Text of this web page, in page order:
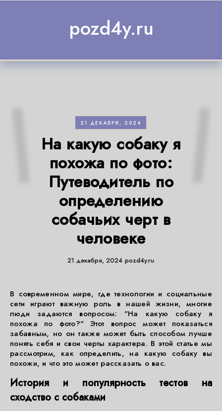
pozd4y.ru
21 ДЕКАБРЯ, 2024
На какую собаку я
похожа по фото:
Путеводитель по
определению
собачьих черт в
человеке
21 декабря, 2024 pozd4y.ru
В современном мире, где технологии и социальные
сети играют важную роль в нашей жизни, многие
люди задаются вопросом: "На какую собаку я
похожа по фото?" Этот вопрос может показаться
забавным, но он также может быть способом лучше
понять себя и свои черты характера. В этой статье мы
рассмотрим, как определить, на какую собаку вы
похожи, и что это может рассказать о вас.
История и популярность тестов на
сходство с собаками